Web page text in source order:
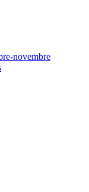
novembre